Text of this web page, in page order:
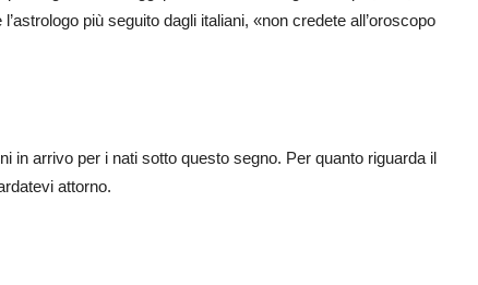
più seguito dagli italiani, «non credete all’oroscopo
in arrivo per i nati sotto questo segno. Per quanto riguarda il
attorno.